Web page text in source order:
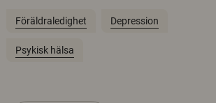
Föräldraledighet Depression
Psykisk hälsa